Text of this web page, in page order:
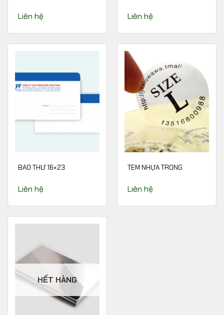
Liên hệ Liên hệ
BAO THƯ 16×23
Liên hệ
TEM NHỰA TRONG
Liên hệ
HẾT HÀNG